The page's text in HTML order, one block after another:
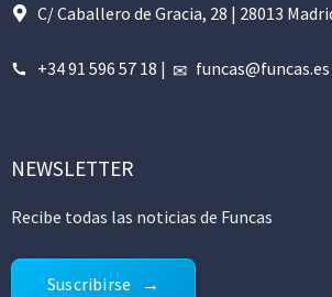
C/ Caballero de Gracia, 28 | 28013
+34 91 596 57 18 | funcas@funcas.es
NEWSLETTER
Recibe todas las noticias de Funcas
Suscribirse